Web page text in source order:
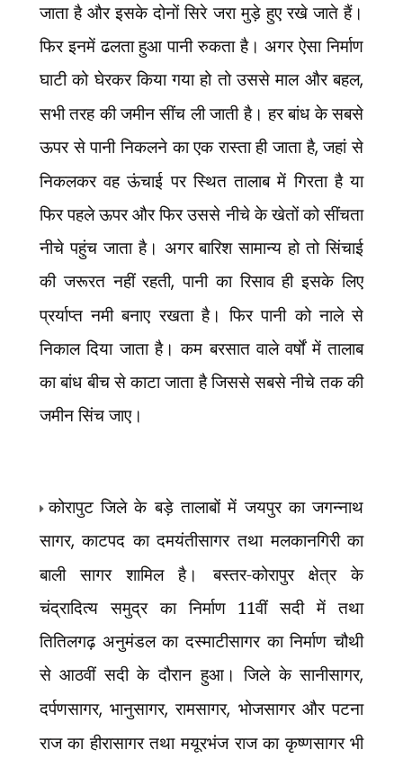
जाता है और इसके दोनों सिरे जरा मुड़े हुए रखे जाते हैं।
फिर इनमें ढलता हुआ पानी रुकता है। अगर ऐसा निर्माण
घाटी को घेरकर किया गया हो तो उससे माल और बहल,
सभी तरह की जमीन सींच ली जाती है। हर बांध के सबसे
ऊपर से पानी निकलने का एक रास्ता ही जाता है,जहां से
निकलकर वह ऊंचाई पर स्थित तालाब में गिरता है या
फिर पहले ऊपर और फिर उससे नीचे के खेतों को सींचता
नीचे पहुंच जाता है। अगर बारिश सामान्य हो तो सिंचाई
की जरूरत नहीं रहती,पानी का रिसाव ही इसके लिए
प्रर्याप्त नमी बनाए रखता है। फिर पानी को नाले से
निकाल दिया जाता है। कम बरसात वाले वर्षों में तालाब
का बांध बीच से काटा जाता है जिससे सबसे नीचे तक की
जमीन सिंच जाए।
कोरापुट जिले के बड़े तालाबों में जयपुर का जगन्नाथ
सागर,काटपद का दमयंतीसागर तथा मलकानगिरी का
बाली सागर शामिल है। बस्तर-कोरापुर क्षेत्र के
चंद्रादित्य समुद्र का निर्माण 11वीं सदी में तथा
तितिलगढ़ अनुमंडल का दस्माटीसागर का निर्माण चौथी
से आठवीं सदी के दौरान हुआ। जिले के सानीसागर,
दर्पणसागर,भानुसागर,रामसागर, भोजसागर और पटना
राज का हीरासागर तथा मयूरभंज राज का कृष्णसागर भी